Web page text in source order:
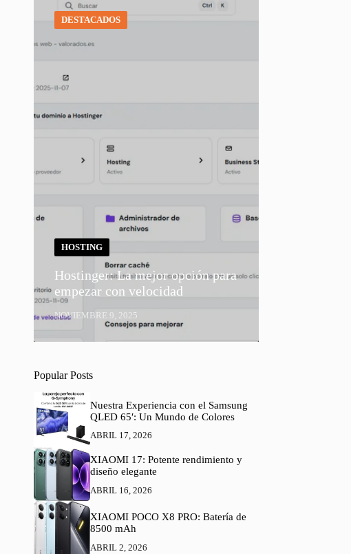
DESTACADOS
HOSTING
Hostinger: La mejor opción para
empezar con velocidad
NOVIEMBRE 9, 2025
Popular Posts
Nuestra Experiencia con el Samsung
QLED 65′: Un Mundo de Colores
ABRIL 17, 2026
XIAOMI 17: Potente rendimiento y
diseño elegante
ABRIL 16, 2026
XIAOMI POCO X8 PRO: Batería de
8500 mAh
ABRIL 2, 2026